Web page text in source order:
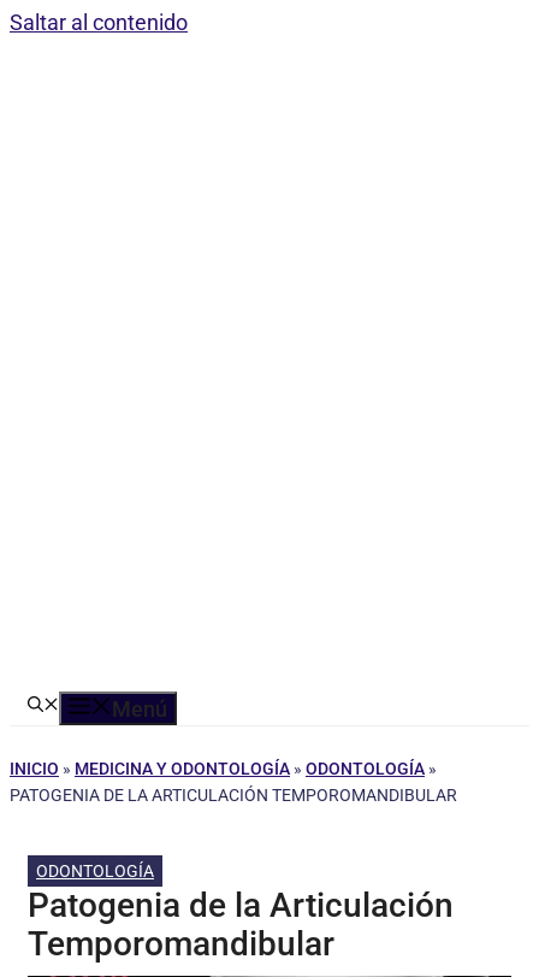
Saltar al contenido
Menú
INICIO » MEDICINA Y ODONTOLOGÍA » ODONTOLOGÍA »
PATOGENIA DE LA ARTICULACIÓN TEMPOROMANDIBULAR
ODONTOLOGÍA
Patogenia de la Articulación
Temporomandibular